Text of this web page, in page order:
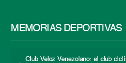
MEMORIAS DEPORTIVAS
Club Veloz Venezolano: el club